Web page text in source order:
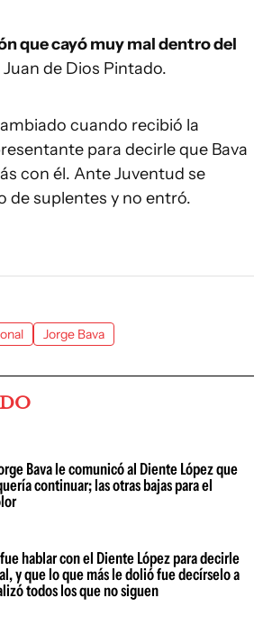
que cayó muy mal dentro del
Juan de Dios Pintado.
cuando recibió la
para decirle que Bava
con él. Ante Juventud se
de suplentes y no entró.
Jorge Bava
Bava le comunicó al Diente López que
continuar; las otras bajas para el
hablar con el Diente López para decirle
y que lo que más le dolió fue decírselo a
todos los que no siguen